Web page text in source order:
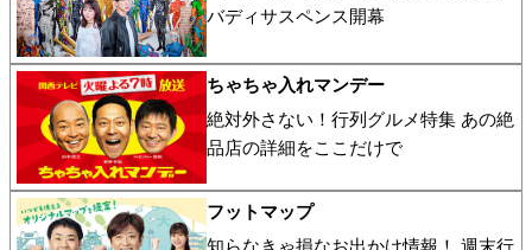
バディサスペンス開幕
ちゃちゃ入れマンデー
絶対外さない！行列グルメ特集 あの絶
品店の詳細をここだけで
フットマップ